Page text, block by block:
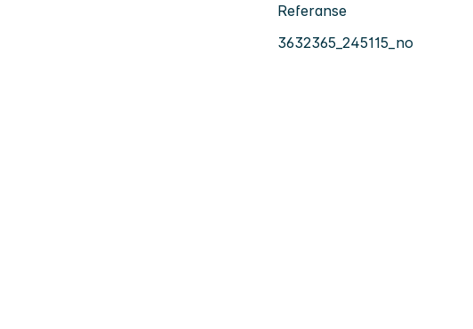
Referanse
3632365_245115_no